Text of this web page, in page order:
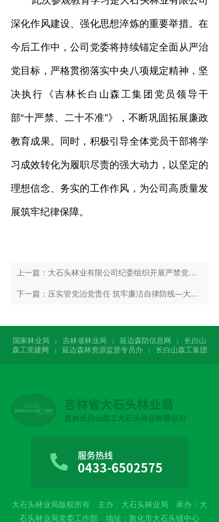
深化作风建设、强化思想淬炼的重要举措。在
今后工作中，公司党委将持续锚定全面从严治
党目标，严格贯彻落实中央八项规定精神，坚
决执行《吉林长白山森工集团党员领导干
部“十严禁、二十不准”》，不断巩固拓展廉政
教育成果。同时，积极引导全体党员干部将学
习成效转化为履职尽责的强大动力，以坚定的
理想信念、务实的工作作风，为公司高质量发
展筑牢纪律保障。
上一篇： 大石头林业有限公司纪委组织开展严禁党员干部违规操办“升学宴” 廉洁谈话
下一篇： 压实管党治党责任 筑牢廉洁自律防线—大石头林业有限公司党委召开2025年度基层党组织书记述责述廉评议会议
国家林业局 | 吉林省林业局 | 延边森防信息网 | 长白山
森工党建网
| 延边森林资源监督专员办| 长白山森工集团
服务热线
0433-6502575
大石头林业局版权所有 主办：大石头林业局 承办：大
石头林业局党委工作部 地址：敦化市大石头镇中心